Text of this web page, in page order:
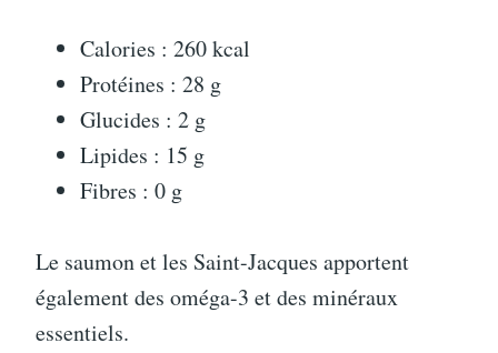
Calories : 260 kcal
Protéines : 28 g
Glucides : 2 g
Lipides : 15 g
Fibres : 0 g
Le saumon et les Saint-Jacques apportent
également des oméga-3 et des minéraux
essentiels.